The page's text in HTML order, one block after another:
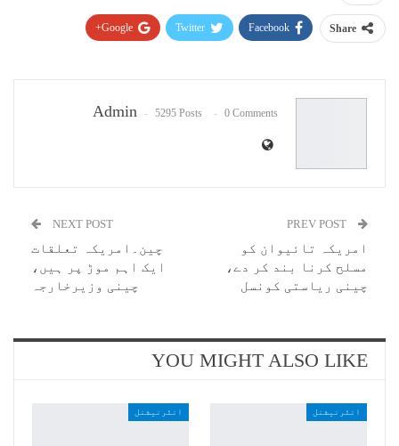
Share
Facebook
Twitter
Google+
Admin 5295 Posts 0 Comments
امریکہ تائیوان کو
مسلح کرنا بند کر دے،
چینی ریاستی کونسل
NEXT POST
چین۔امریکہ تعلقات
ایک اہم موڑ پر ہیں،
چینی وزیرخارجہ
YOU MIGHT ALSO LIKE
انٹرنیشنل انٹرنیشنل